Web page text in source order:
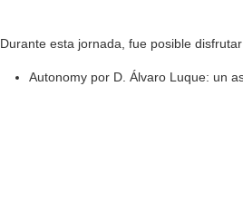
Durante esta jornada, fue posible
Autonomy por D. Álvaro Luque: un